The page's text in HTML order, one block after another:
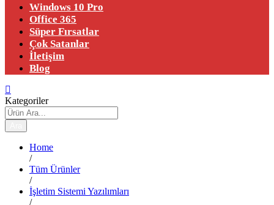
Windows 10 Pro
Office 365
Süper Fırsatlar
Çok Satanlar
İletişim
Blog
Kategoriler
Home
/
Tüm Ürünler
/
İşletim Sistemi Yazılımları
/